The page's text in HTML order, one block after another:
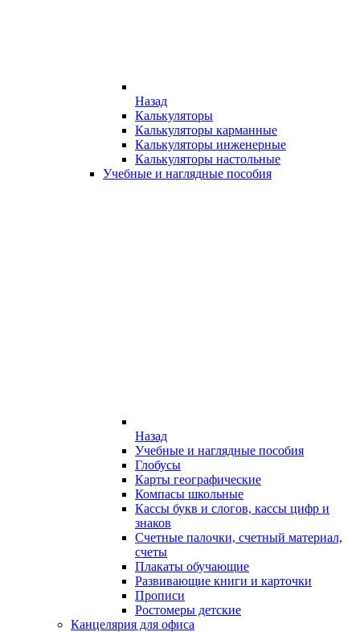
Назад
Калькуляторы
Калькуляторы карманные
Калькуляторы инженерные
Калькуляторы настольные
Учебные и наглядные пособия
Назад
Учебные и наглядные пособия
Глобусы
Карты географические
Компасы школьные
Кассы букв и слогов, кассы цифр и
знаков
Счетные палочки, счетный материал,
счеты
Плакаты обучающие
Развивающие книги и карточки
Прописи
Ростомеры детские
Канцелярия для офиса